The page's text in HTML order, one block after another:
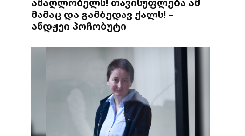
მამაც და გამბედავ ქალს! –
ანდჟეი პოჩობუტი